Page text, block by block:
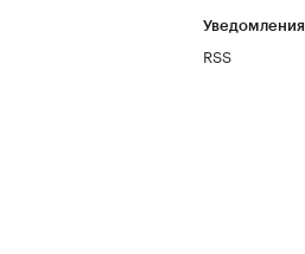
Уведомления
RSS